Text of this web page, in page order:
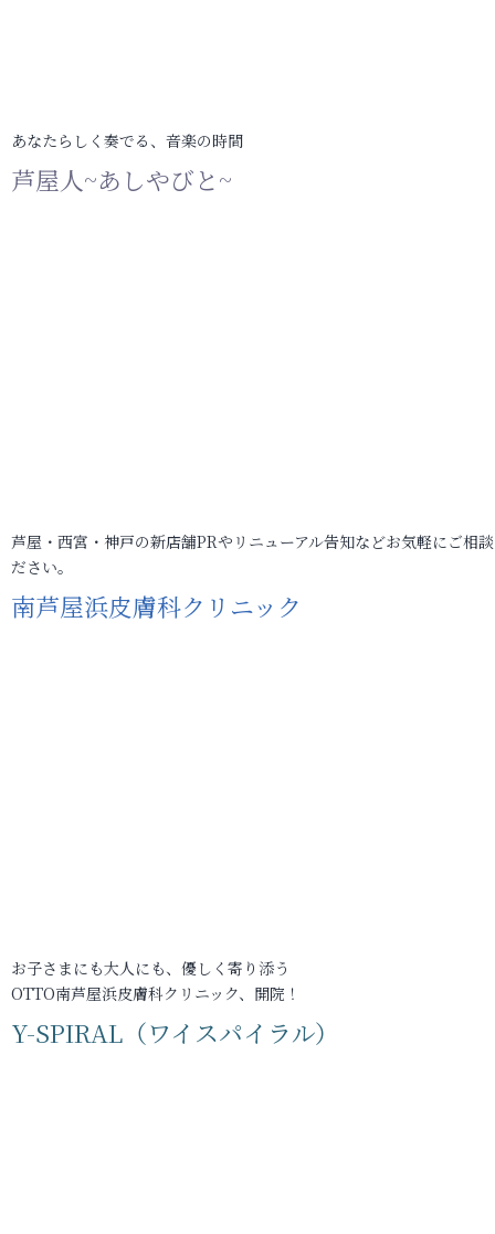
あなたらしく奏でる、音楽の時間
芦屋人~あしやびと~
芦屋・西宮・神戸の新店舗PRやリニューアル告知などお気軽にご相
ださい。
南芦屋浜皮膚科クリニック
お子さまにも大人にも、優しく寄り添う
OTTO南芦屋浜皮膚科クリニック、開院！
Y-SPIRAL（ワイスパイラル）